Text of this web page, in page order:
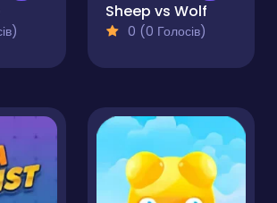
Sheep vs Wolf
0 (0 Голосів)